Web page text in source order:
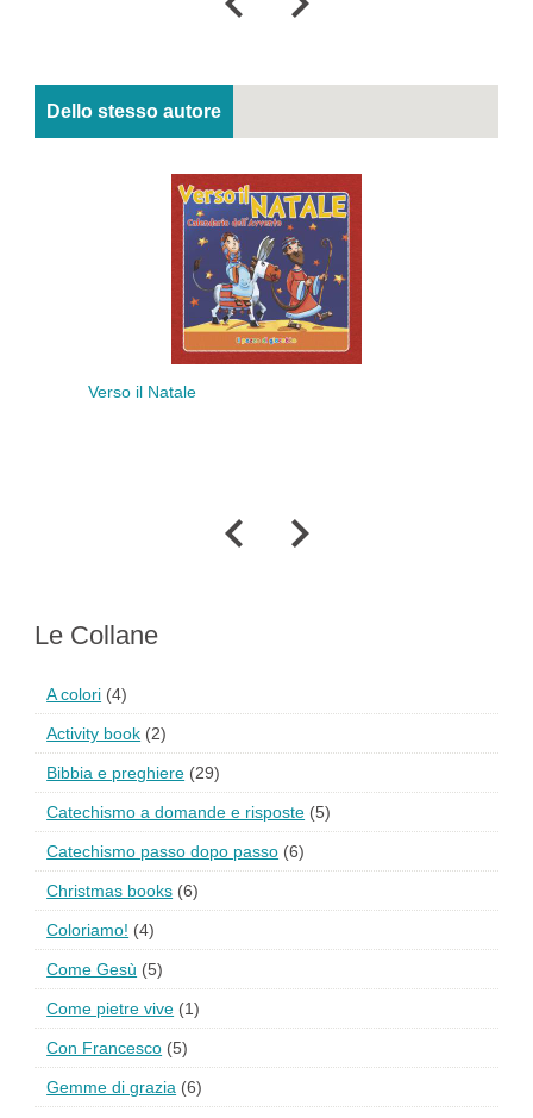
Dello stesso autore
Verso il Natale
Le Collane
A colori (4)
Activity book (2)
Bibbia e preghiere (29)
Catechismo a domande e risposte (5)
Catechismo passo dopo passo (6)
Christmas books (6)
Coloriamo! (4)
Come Gesù (5)
Come pietre vive (1)
Con Francesco (5)
Gemme di grazia (6)